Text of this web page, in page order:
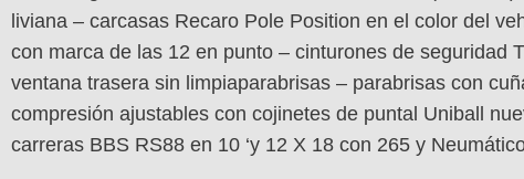
liviana – carcasas Recaro Pole Position en el color del
con marca de las 12 en punto – cinturones de seguridad
ventana trasera sin limpiaparabrisas – parabrisas con
compresión ajustables con cojinetes de puntal Uniball
carreras BBS RS88 en 10 ‘y 12 X 18 con 265 y